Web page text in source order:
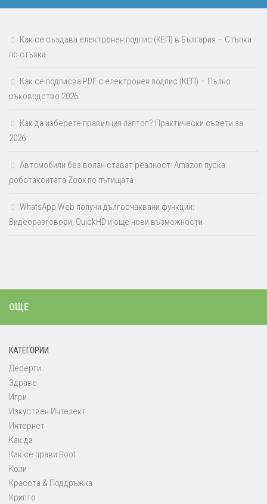
Как се създава електронен подпис (КЕП) в България – Стъпка
по стъпка
Как се подписва PDF с електронен подпис (КЕП) – Пълно
ръководство 2026
Как да изберете правилния лаптоп? Практически съвети за
2026
Автомобили без волан стават реалност: Amazon пуска
роботакситата Zoox по пътищата
WhatsApp Web получи дългоочаквани функции:
Видеоразговори, QuickHD и още нови възможности
ОЩЕ
КАТЕГОРИИ
Десерти
Здраве
Игри
Изкуствен Интелект
Интернет
Как да
Как се прави Boot
Коли
Красота & Поддръжка
Крипто